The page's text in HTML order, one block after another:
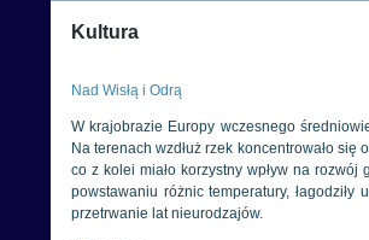
Kultura
Nad Wisłą i Odrą
W krajobrazie Europy wczesnego
Na terenach wzdłuż rzek koncentrowało
co z kolei miało korzystny wpływ na rozwój
powstawaniu różnic temperatury,
przetrwanie lat nieurodzajów.